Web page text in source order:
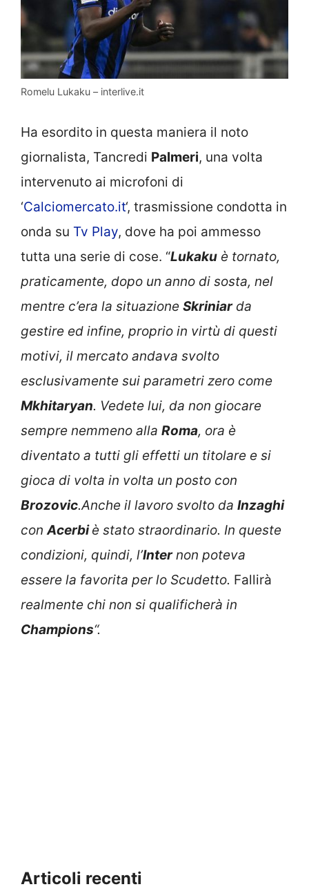
Romelu Lukaku – interlive.it
Ha esordito in questa maniera il noto
giornalista, Tancredi Palmeri, una volta
intervenuto ai microfoni di
‘Calciomercato.it‘, trasmissione condotta in
onda su Tv Play, dove ha poi ammesso
tutta una serie di cose. “Lukaku è tornato,
praticamente, dopo un anno di sosta, nel
mentre c’era la situazione Skriniarda
gestire ed infine, proprio in virtù di questi
motivi, il mercato andava svolto
esclusivamente sui parametri zero come
Mkhitaryan. Vedete lui, da non giocare
sempre nemmeno alla Roma, ora è
diventato a tutti gli effetti un titolare e si
gioca di volta in volta un posto con
Brozovic.Anche il lavoro svolto da Inzaghi
conAcerbiè stato straordinario. In queste
condizioni, quindi, l’Internon poteva
essere la favorita per lo Scudetto. Fallirà
realmente chi non si qualificherà in
Champions“.
Articoli recenti